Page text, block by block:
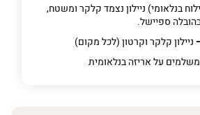
בנלאומי) ניילון נצמד קלקר ומשטח,
ספיישל.
ניילון קלקר וקרטון (לכל מקום)
על אריזה בנלאומית